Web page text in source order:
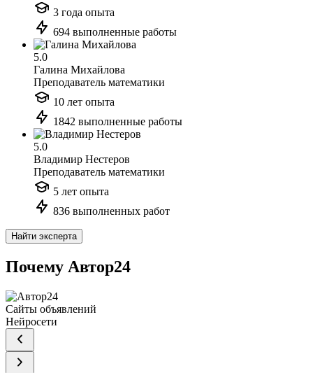
3 года опыта
694 выполненные работы
5.0
Галина Михайлова
Преподаватель математики
10 лет опыта
1842 выполненные работы
5.0
Владимир Нестеров
Преподаватель математики
5 лет опыта
836 выполненных работ
Найти эксперта
Почему Автор24
Сайты объявлений
Нейросети